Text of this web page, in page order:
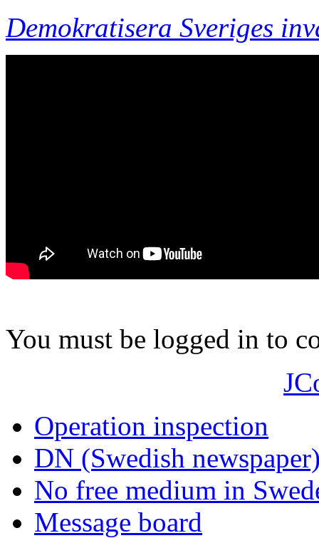
Demokratisera Sveriges
You must be logged in to
Operation inspection
DN (Swedish
No free medium in
Message board